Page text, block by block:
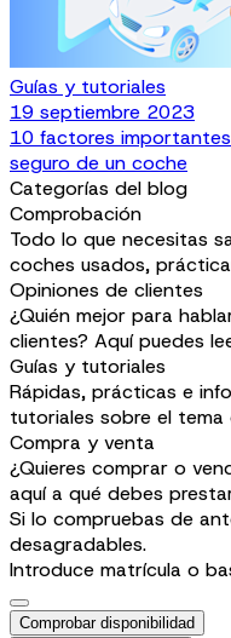
Guías y tutoriales
19 septiembre 2023
10 factores
seguro de un coche
Categorías del blog
Comprobación
Todo lo que necesitas
coches usados,
Opiniones de clientes
¿Quién mejor para
clientes? Aquí puedes
Guías y tutoriales
Rápidas, prácticas e
tutoriales sobre el
Compra y venta
¿Quieres comprar o
aquí a qué debes
Si lo compruebas de
desagradables.
Introduce matrícula o
Comprobar disponibilidad